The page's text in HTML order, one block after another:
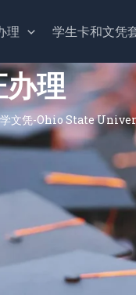
理 学生卡和文凭
办理
学文凭-Ohio State